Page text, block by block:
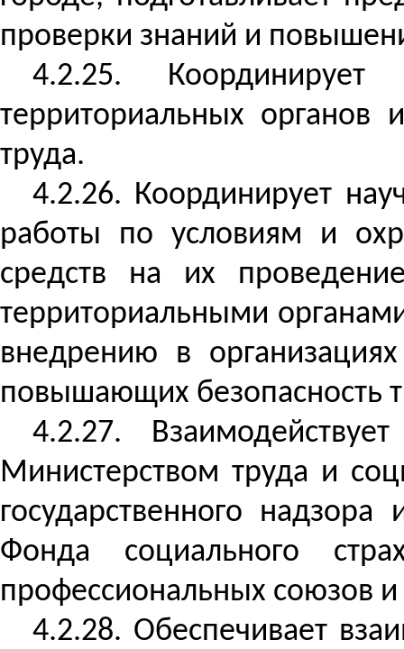
проверки знаний и
4.2.25. Координирует
территориальных органов
труда.
4.2.26. Координирует
работы по условиям и
средств на их
территориальными
внедрению в
повышающих безопасность
4.2.27.
Министерством труда и
государственного
Фонда социального
профессиональных союзов и
4.2.28. Обеспечивает